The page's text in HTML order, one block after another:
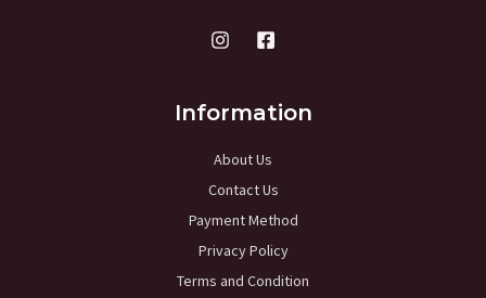
Information
About Us
Contact Us
Payment Method
Privacy Policy
Terms and Condition